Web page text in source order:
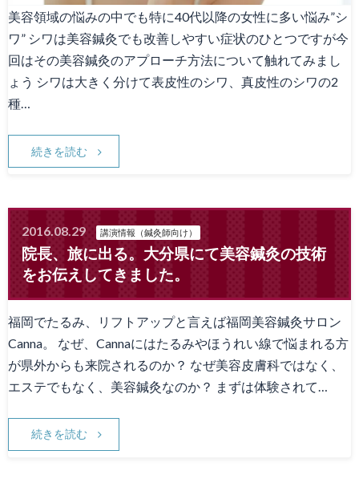
美容領域の悩みの中でも特に40代以降の女性に多い悩み”シ
ワ” シワは美容鍼灸でも改善しやすい症状のひとつですが今
回はその美容鍼灸のアプローチ方法について触れてみまし
ょう シワは大きく分けて表皮性のシワ、真皮性のシワの2
種…
続きを読む
2016.08.29 講演情報（鍼灸師向け）
院長、旅に出る。大分県にて美容鍼灸の技術
をお伝えしてきました。
福岡でたるみ、リフトアップと言えば福岡美容鍼灸サロン
Canna。 なぜ、Cannaにはたるみやほうれい線で悩まれる方
が県外からも来院されるのか？ なぜ美容皮膚科ではなく、
エステでもなく、美容鍼灸なのか？ まずは体験されて…
続きを読む